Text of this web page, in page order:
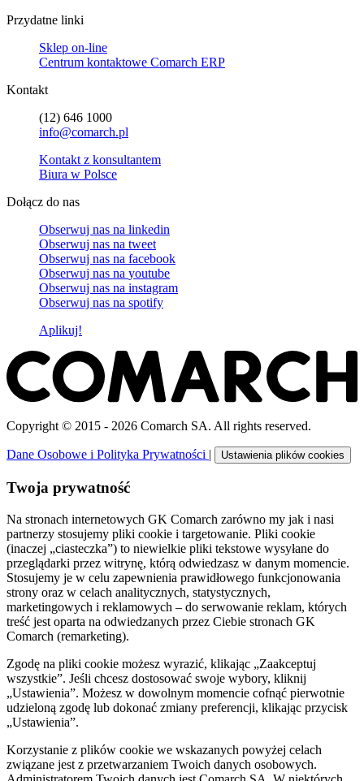
Przydatne linki
Sklep on-line
Centrum kontaktowe Comarch ERP
Kontakt
(12) 646 1000
info@comarch.pl
Kontakt z konsultantem
Biura w Polsce
Dołącz do nas
Obserwuj nas na linkedin
Obserwuj nas na tweet
Obserwuj nas na facebook
Obserwuj nas na youtube
Obserwuj nas na instagram
Obserwuj nas na spotify
Aplikuj!
Copyright © 2015 - 2026 Comarch SA. All rights reserved.
Dane Osobowe i Polityka Prywatności | Ustawienia plików cookies
Twoja prywatność
Na stronach internetowych GK Comarch zarówno my jak i nasi
partnerzy stosujemy pliki cookie i targetowanie. Pliki cookie
(inaczej „ciasteczka”) to niewielkie pliki tekstowe wysyłane do
przeglądarki przez witrynę, którą odwiedzasz w danym momencie.
Stosujemy je w celu zapewnienia prawidłowego funkcjonowania
strony oraz w celach analitycznych, statystycznych,
marketingowych i reklamowych – do serwowanie reklam, których
treść jest oparta na odwiedzanych przez Ciebie stronach GK
Comarch (remarketing).
Zgodę na pliki cookie możesz wyrazić, klikając „Zaakceptuj
wszystkie”. Jeśli chcesz dostosować swoje wybory, kliknij
„Ustawienia”. Możesz w dowolnym momencie cofnąć pierwotnie
udzieloną zgodę lub dokonać zmiany preferencji, klikając przycisk
„Ustawienia”.
Korzystanie z plików cookie we wskazanych powyżej celach
związane jest z przetwarzaniem Twoich danych osobowych.